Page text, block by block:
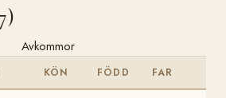
Avkommor
KÖN FÖDD FAR